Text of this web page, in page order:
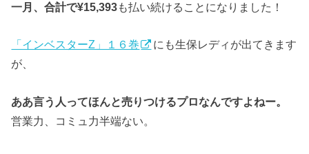
一月、合計で¥15,393も払い続けることになりました！
「インベスターZ」１６巻
にも生保レディが出てきます
が、
ああ言う人ってほんと売りつけるプロなんですよねー。
営業力、コミュ力半端ない。